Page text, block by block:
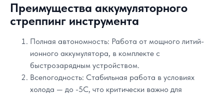
Преимущества аккумуляторного
стреппинг инструмента
Полная автономность: Работа от мощного литий-
ионного аккумулятора, в комплекте с
быстрозарядным устройством.
Всепогодность: Стабильная работа в условиях
холода — до -5C, что критически важно для